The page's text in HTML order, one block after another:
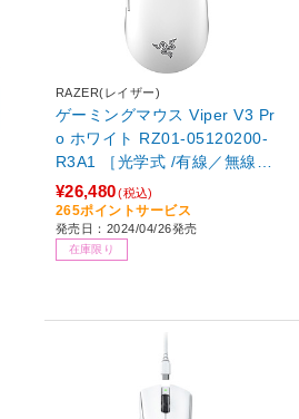
RAZER(レイザー)
ゲーミングマウス Viper V3 Pr
o ホワイト RZ01-05120200-
R3A1 ［光学式 /有線／無線
(ワイヤレス) /6ボタン /USB］
¥26,480(税込)
265ポイントサービス
発売日：2024/04/26発売
在庫限り